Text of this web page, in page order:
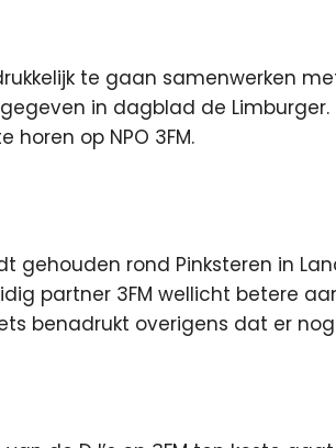
te gaan samenwerken
in dagblad de
op NPO 3FM.
gehouden rond Pinksteren in
partner 3FM wellicht betere
benadrukt overigens dat er